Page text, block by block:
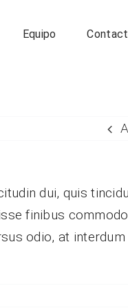
Equipo
dui, quis
finibus
odio, at